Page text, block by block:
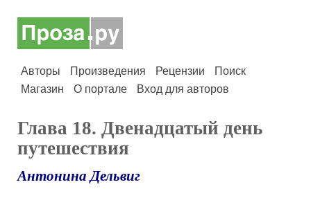
Авторы Произведения Рецензии
Поиск
Магазин
О портале Вход для авторов
Глава 18. Двенадцатый день
путешествия
Антонина Дельвиг